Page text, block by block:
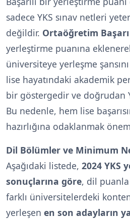
sadece YKS sınav netleri
değildir. Ortaöğretim Başarı
yerleştirme puanına
üniversiteye yerleşme şansını
lise hayatındaki akademik
bir göstergedir ve doğrudan
Bu nedenle, hem lise
hazırlığına odaklanmak
Dil Bölümler ve Minimum
Aşağıdaki listede, 2024 YKS
sonuçlarına göre, dil
farklı üniversitelerdeki
yerleşen en son adayların